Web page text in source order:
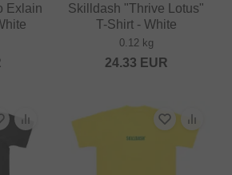
Exlain
Skilldash "Thrive Lotus"
T-Shirt - White
0.12 kg
24.33 EUR